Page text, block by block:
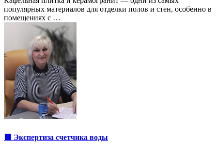
популярных материалов для отделки полов и стен, особенно в
помещениях с …
🟩 Экспертиза счетчика воды